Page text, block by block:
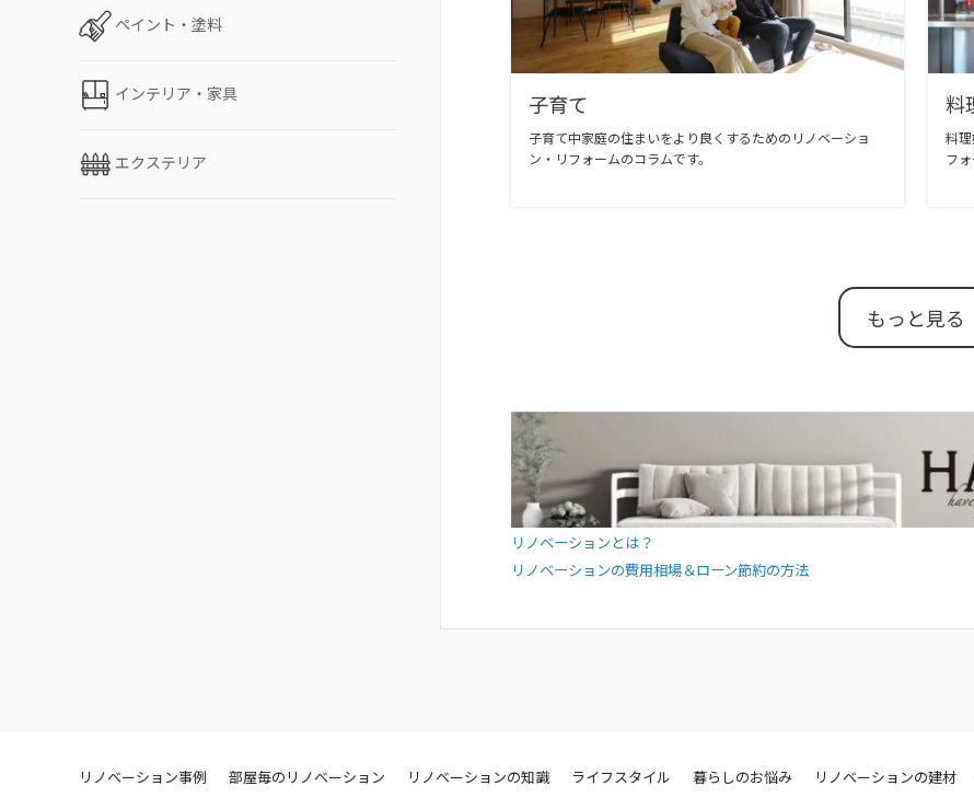
子育て
子育て中家庭の住まいをより良くするためのリノベーショ
ン・リフォームのコラムです。
料
料
フ
もっと見る
リノベーションとは？
リノベーションの費用相場＆ローン節約の方法
ペイント・塗料
インテリア・家具
エクステリア
リノベーション事例 部屋毎のリノベーション リノベーションの知識 ライフスタイル 暮らしのお悩み リノベーションの建材